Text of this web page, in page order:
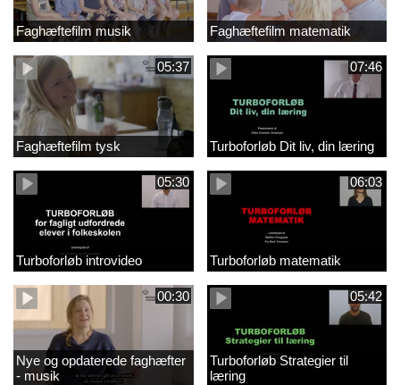
Faghæftefilm musik Faghæftefilm matematik
05:37
Faghæftefilm tysk
07:46
Turboforløb Dit liv, din læring
05:30
Turboforløb introvideo
06:03
Turboforløb matematik
00:30
Nye og opdaterede faghæfter
- musik
05:42
Turboforløb Strategier til
læring